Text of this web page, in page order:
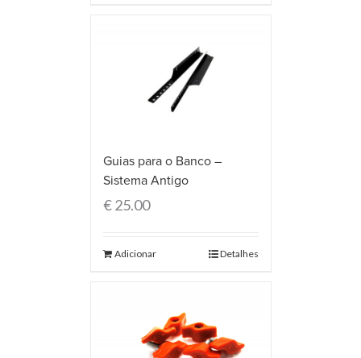
Guias para o Banco –
Sistema Antigo
€25.00
Adicionar Detalhes